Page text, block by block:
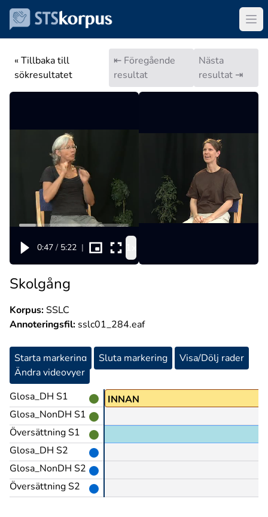
« Tillbaka till
sökresultatet
⇤ Föregående
resultat
Nästa
resultat ⇥
0:47 / 5:22 |
Skolgång
Korpus:SSLC
Annoteringsfil: sslc01_284.eaf
Starta markering Sluta markering
Visa/Dölj rader
Ändra videovyer
Glosa_DH S1
Glosa_NonDH S1
Översättning S1
Glosa_DH S2
Glosa_NonDH S2
Översättning S2
MÅSTE INNAN